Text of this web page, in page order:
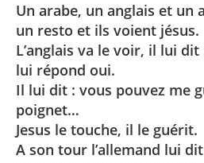
Un arabe, un anglais et un
un resto et ils voient jésus.
L’anglais va le voir, il lui
lui répond oui.
Il lui dit : vous pouvez me
poignet…
Jesus le touche, il le guérit.
A son tour l’allemand lui